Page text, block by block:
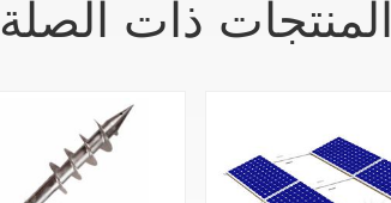
المنتجات ذات الصلة